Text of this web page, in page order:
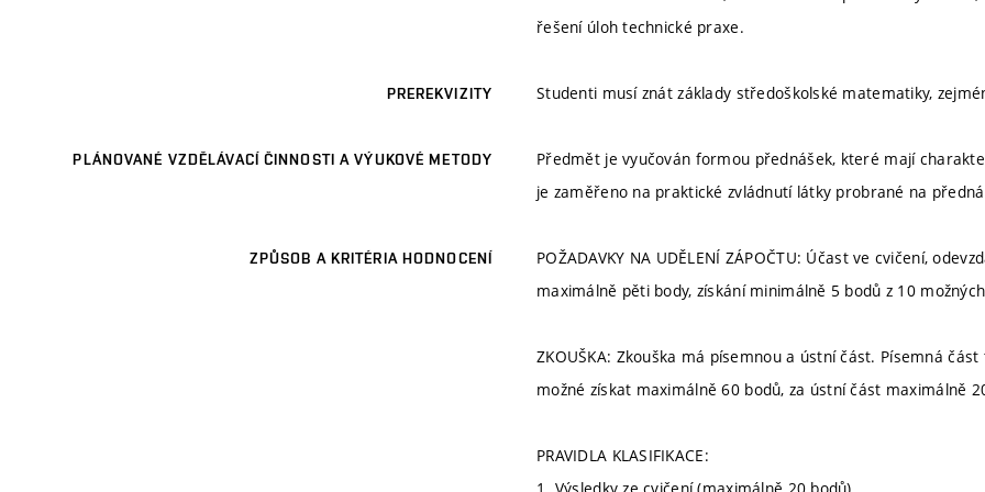
řešení úloh technické praxe.
PREREKVIZITY Studenti musí znát základy středoškolské matematiky,
PLÁNOVANÉ VZDĚLÁVACÍ ČINNOSTI A VÝUKOVÉ METODY
Předmět je vyučován formou přednášek, které mají
je zaměřeno na praktické zvládnutí látky probrané na
ZPŮSOB A KRITÉRIA HODNOCENÍ
POŽADAVKY NA UDĚLENÍ ZÁPOČTU: Účast ve cvičení,
maximálně pěti body, získání minimálně 5 bodů z 10
ZKOUŠKA: Zkouška má písemnou a ústní část. Písemná
možné získat maximálně 60 bodů, za ústní část maximálně
PRAVIDLA KLASIFIKACE: